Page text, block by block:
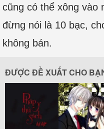
cũng có thể xông vào
đừng nói là 10 bạc,
không bán.
ĐƯỢC ĐỀ XUẤT CHO